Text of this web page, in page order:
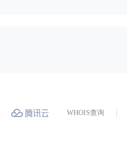
WHOIS查询